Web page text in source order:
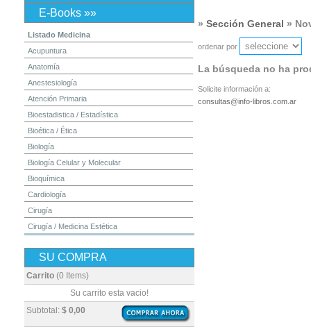
E-Books »»
Listado Medicina
Acupuntura
Anatomía
Anestesiología
Atención Primaria
Bioestadistica / Estadística
Bioética / Ética
Biología
Biología Celular y Molecular
Bioquímica
Cardiología
Cirugía
Cirugía / Medicina Estética
Dermatología
Diagnóstico por Imagen / Radiología
Embriología
SU COMPRA
Carrito (0 Items)
Subtotal: $ 0,00
Su carrito esta vacio!
» Sección General »
ordenar por
La búsqueda no ha
Solicite información a:
consultas@info-libros.com.ar